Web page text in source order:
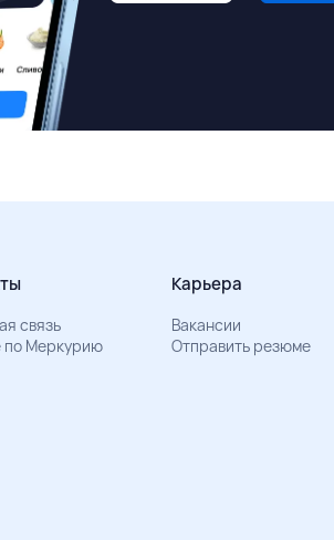
связь
Меркурию
Карьера
Вакансии
Отправить резюме